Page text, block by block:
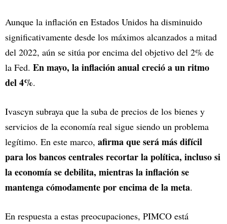
Aunque la inflación en Estados Unidos ha disminuido
significativamente desde los máximos alcanzados a mitad
del 2022, aún se sitúa por encima del objetivo del 2% de
la Fed. En mayo, la inflación anual creció a un ritmo
del 4%.
Ivascyn subraya que la suba de precios de los bienes y
servicios de la economía real sigue siendo un problema
legítimo. En este marco, afirma que será más difícil
para los bancos centrales recortar la política, incluso si
la economía se debilita, mientras la inflación se
mantenga cómodamente por encima de la meta.
En respuesta a estas preocupaciones, PIMCO está